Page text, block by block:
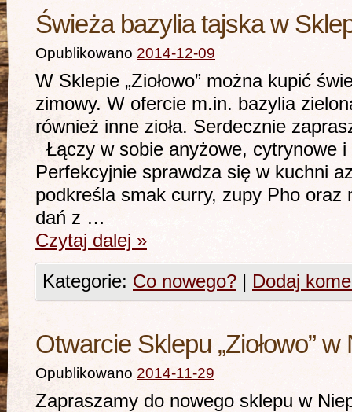
Świeża bazylia tajska w
Opublikowano 2014-12-09
W Sklepie „Ziołowo” można kupić
zimowy. W ofercie m.in. bazylia
również inne zioła. Serdecznie
Łączy w sobie anyżowe, cytrynowe i
Perfekcyjnie sprawdza się w kuchni
podkreśla smak curry, zupy Pho oraz
dań z …
Czytaj dalej »
Kategorie: Co nowego? | Dodaj
Otwarcie Sklepu „Ziołowo” w
Opublikowano 2014-11-29
Zapraszamy do nowego sklepu w